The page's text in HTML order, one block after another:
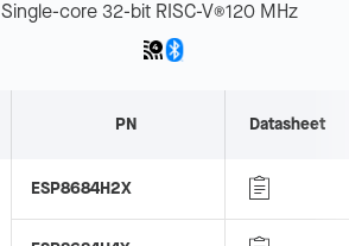
Single-core 32-bit RISC-V®120 MHz
PN Datasheet
ESP8684H2X